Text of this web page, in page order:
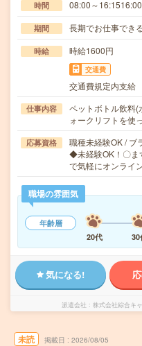
時間 08:00～
期間 長期でお仕事でき
時給 時給1600円
交通費
交通費規定内支給
仕事内容
ペットボトル飲料(
ォークリフトを使
応募資格
職種未経験OK / ブ
◆未経験OK！〇ま
で気軽にオンライ
職場の雰囲気
年齢層
20代
30
気になる!
派遣会社 株式会社綜合キ
未読 掲載日 2026/08/05